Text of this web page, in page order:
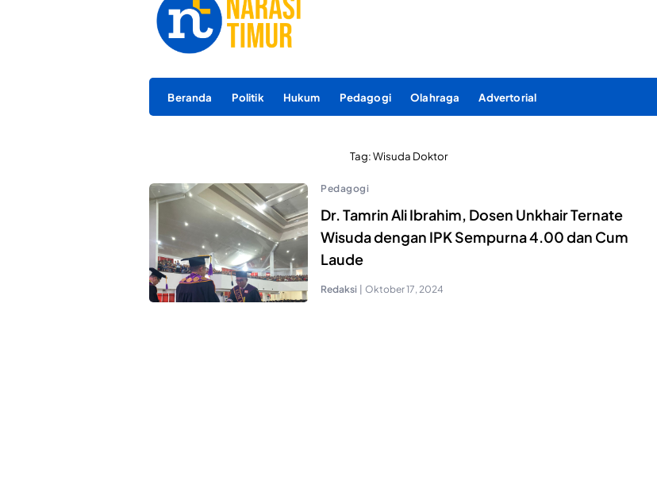
Beranda Politik Hukum Pedagogi Olahraga Advertorial
Tag:Wisuda Doktor
Pedagogi
Dr. Tamrin Ali Ibrahim, Dosen Unkhair Ternate
Wisuda dengan IPK Sempurna 4.00 dan Cum
Laude
Redaksi | Oktober 17, 2024